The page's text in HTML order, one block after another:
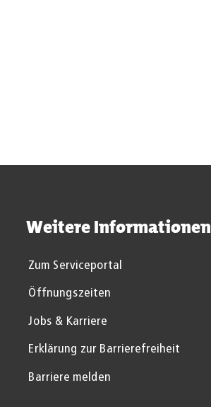
Weitere Informationen
Zum Serviceportal
Öffnungszeiten
Jobs & Karriere
Erklärung zur Barrierefreiheit
Barriere melden